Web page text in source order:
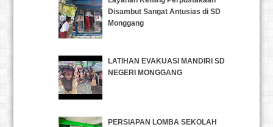
Disambut Sangat Antusias di SD
Monggang
LATIHAN EVAKUASI MANDIRI SD
NEGERI MONGGANG
PERSIAPAN LOMBA SEKOLAH